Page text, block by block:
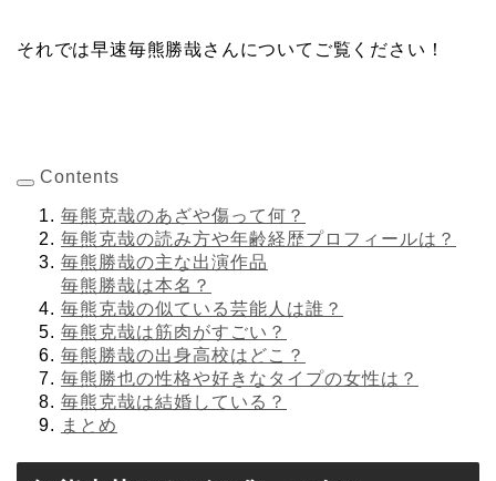
それでは早速毎熊勝哉さんについてご覧ください！
Contents
毎熊克哉のあざや傷って何？
毎熊克哉の読み方や年齢経歴プロフィールは？
毎熊勝哉の主な出演作品
毎熊勝哉は本名？
毎熊克哉の似ている芸能人は誰？
毎熊克哉は筋肉がすごい？
毎熊勝哉の出身高校はどこ？
毎熊勝也の性格や好きなタイプの女性は？
毎熊克哉は結婚している？
まとめ